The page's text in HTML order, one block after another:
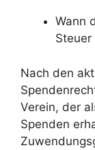
Wann
Nach den
Verein, der
Spenden